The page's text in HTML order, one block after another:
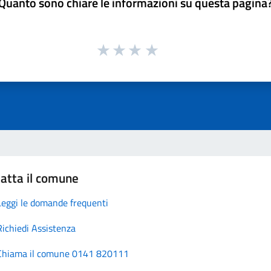
il comune
le domande frequenti
Assistenza
il comune 0141 820111